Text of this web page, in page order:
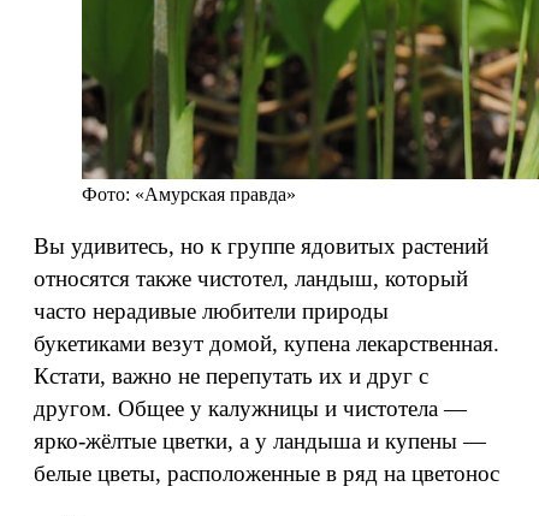
Фото: «Амурская правда»
Вы удивитесь, но к группе ядовитых растений
относятся также чистотел, ландыш, который
часто нерадивые любители природы
букетиками везут домой, купена лекарственная.
Кстати, важно не перепутать их и друг с
другом. Общее у калужницы и чистотела —
ярко-жёлтые цветки, а у ландыша и купены —
белые цветы, расположенные в ряд на цветонос